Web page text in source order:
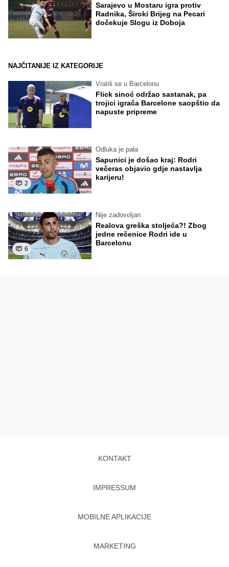
Sarajevo u Mostaru igra protiv
Radnika, Široki Brijeg na Pecari
dočekuje Slogu iz Doboja
NAJČITANIJE IZ KATEGORIJE
Vratili se u Barcelonu
Flick sinoć održao sastanak, pa
trojici igrača Barcelone saopštio da
napuste pripreme
2
Odluka je pala
Sapunici je došao kraj: Rodri
večeras objavio gdje nastavlja
karijeru!
6
Nije zadovoljan
Realova greška stoljeća?! Zbog
jedne rečenice Rodri ide u
Barcelonu
KONTAKT
IMPRESSUM
MOBILNE APLIKACIJE
MARKETING